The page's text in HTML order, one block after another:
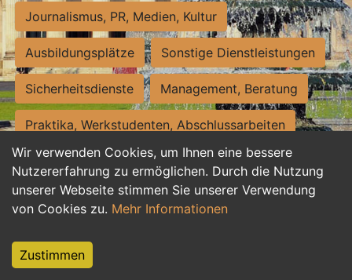
Wir verwenden Cookies, um Ihnen eine bessere
Nutzererfahrung zu ermöglichen. Durch die Nutzung
unserer Webseite stimmen Sie unserer Verwendung
von Cookies zu. Mehr Informationen
Zustimmen
Journalismus, PR, Medien, Kultur
Ausbildungsplätze Sonstige Dienstleistungen
Sicherheitsdienste Management, Beratung
Praktika, Werkstudenten, Abschlussarbeiten
Personalwesen Assistenz, Sekretariat
Hilfskräfte, Aushilfs- und Nebenjobs
Weiterbildung, Studium, duale Ausbildung